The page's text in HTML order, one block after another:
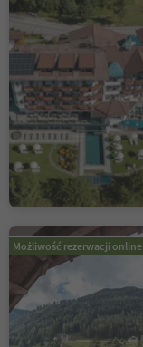
Możliwość rezerwacji online